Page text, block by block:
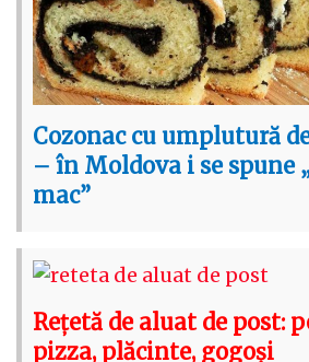
Cozonac cu umplutură
– în Moldova i se spune
mac”
Rețetă de aluat de post:
pizza, plăcinte, gogoși